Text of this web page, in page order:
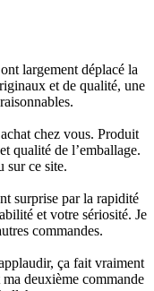
largement déplacé la
et de qualité, une
chez vous. Produit
qualité de l’emballage.
sur ce site.
surprise par la rapidité
et votre sériosité. Je
commandes.
ça fait vraiment
deuxième commande